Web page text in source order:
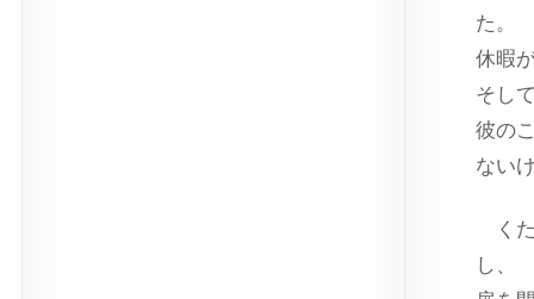
た。
休暇
そし
彼の
ない
くた
し、